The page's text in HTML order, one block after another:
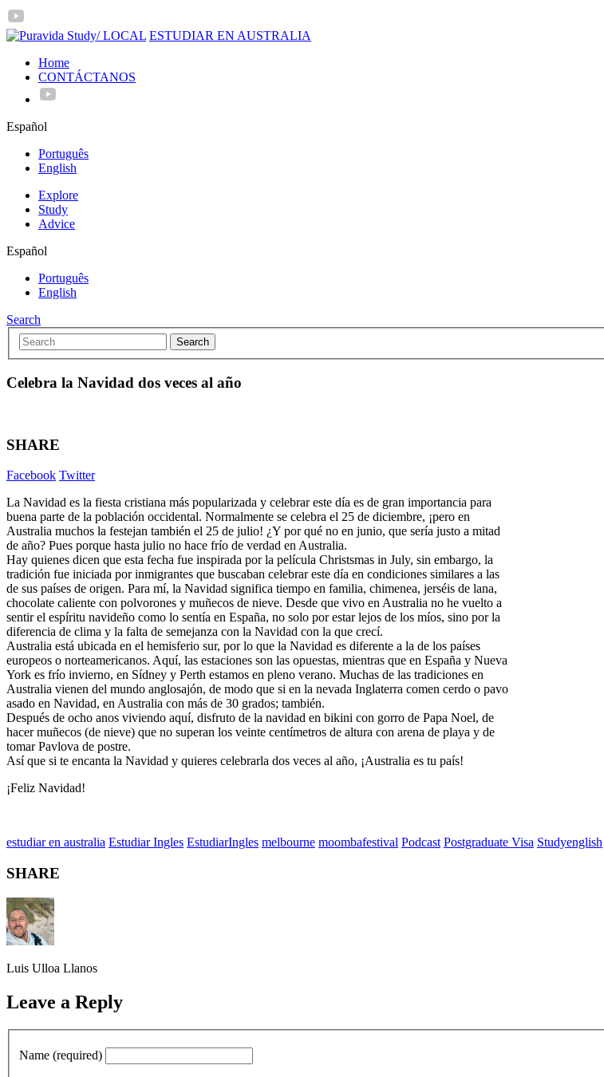
/ LOCAL ESTUDIAR EN AUSTRALIA
Home
CONTÁCTANOS
Español
Português
English
Explore
Study
Advice
Español
Português
English
Search
Celebra la Navidad dos veces al año
SHARE
Facebook Twitter
La Navidad es la fiesta cristiana más popularizada y celebrar este día es de gran importancia para
buena parte de la población occidental. Normalmente se celebra el 25 de diciembre, ¡pero en
Australia muchos la festejan también el 25 de julio! ¿Y por qué no en junio, que sería justo a mitad
de año? Pues porque hasta julio no hace frío de verdad en Australia.
Hay quienes dicen que esta fecha fue inspirada por la película Christsmas in July, sin embargo, la
tradición fue iniciada por inmigrantes que buscaban celebrar este día en condiciones similares a las
de sus países de origen. Para mí, la Navidad significa tiempo en familia, chimenea, jerséis de lana,
chocolate caliente con polvorones y muñecos de nieve. Desde que vivo en Australia no he vuelto a
sentir el espíritu navideño como lo sentía en España, no solo por estar lejos de los míos, sino por la
diferencia de clima y la falta de semejanza con la Navidad con la que crecí.
Australia está ubicada en el hemisferio sur, por lo que la Navidad es diferente a la de los países
europeos o norteamericanos. Aquí, las estaciones son las opuestas, mientras que en España y Nueva
York es frío invierno, en Sídney y Perth estamos en pleno verano. Muchas de las tradiciones en
Australia vienen del mundo anglosajón, de modo que si en la nevada Inglaterra comen cerdo o pavo
asado en Navidad, en Australia con más de 30 grados; también.
Después de ocho anos viviendo aquí, disfruto de la navidad en bikini con gorro de Papa Noel, de
hacer muñecos (de nieve) que no superan los veinte centímetros de altura con arena de playa y de
tomar Pavlova de postre.
Así que si te encanta la Navidad y quieres celebrarla dos veces al año, ¡Australia es tu país!
¡Feliz Navidad!
estudiar en australia Estudiar Ingles EstudiarIngles melbourne moombafestival Podcast Postgraduate Visa Studyenglish
SHARE
Luis Ulloa Llanos
Leave a Reply
Name (required)